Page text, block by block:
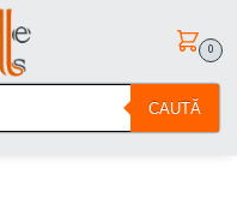
CAUTĂ
0
– Comanzi simplu
de stropit si Vermorele